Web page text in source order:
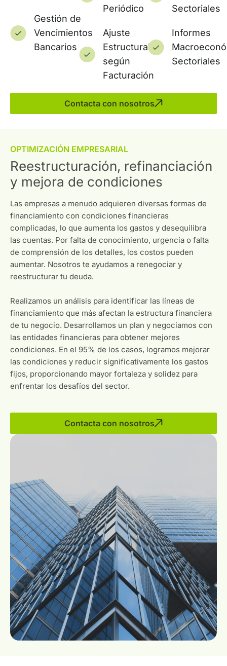
Gestión de
Vencimientos
Bancarios
Periódico
Ajuste
Estructural
según
Facturación
Sectoriales
Informes
Sectoriales
Contacta con nosotros
OPTIMIZACIÓN EMPRESARIAL
Reestructuración, refinanciación
y mejora de condiciones
Las empresas a menudo adquieren diversas formas de
financiamiento con condiciones financieras
complicadas, lo que aumenta los gastos y desequilibra
las cuentas. Por falta de conocimiento, urgencia o falta
de comprensión de los detalles, los costos pueden
aumentar. Nosotros te ayudamos a renegociar y
reestructurar tu deuda.
Realizamos un análisis para identificar las líneas de
financiamiento que más afectan la estructura financiera
de tu negocio. Desarrollamos un plan y negociamos con
las entidades financieras para obtener mejores
condiciones. En el 95% de los casos, logramos mejorar
las condiciones y reducir significativamente los gastos
fijos, proporcionando mayor fortaleza y solidez para
enfrentar los desafíos del sector.
Contacta con nosotros